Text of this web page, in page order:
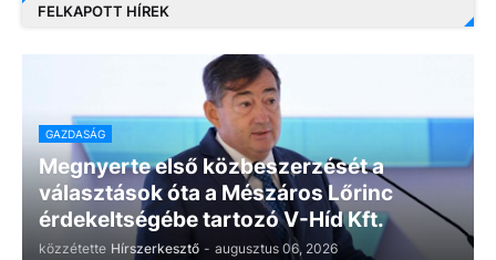
FELKAPOTT HÍREK
GAZDASÁG
Megnyerte első közbeszerzését a
választások óta a Mészáros Lőrinc
érdekeltségébe tartozó V-Híd Kft.
közzétette Hírszerkesztő - augusztus 06, 2026